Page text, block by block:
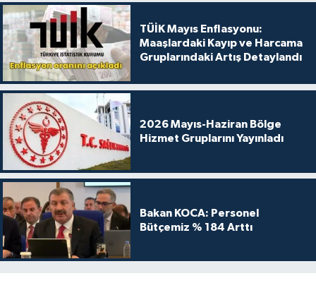
TÜİK Mayıs Enflasyonu:
Maaşlardaki Kayıp ve Harcama
Gruplarındaki Artış Detaylandı
2026 Mayıs-Haziran Bölge
Hizmet Gruplarını Yayınladı
Bakan KOCA: Personel
Bütçemiz % 184 Arttı